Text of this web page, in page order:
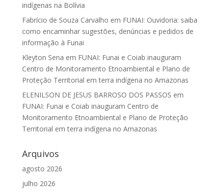
indígenas na Bolívia
Fabrício de Souza Carvalho em FUNAI: Ouvidoria: saiba
como encaminhar sugestões, denúncias e pedidos de
informação à Funai
Kleyton Sena em FUNAI: Funai e Coiab inauguram
Centro de Monitoramento Etnoambiental e Plano de
Proteção Territorial em terra indígena no Amazonas
ELENILSON DE JESUS BARROSO DOS PASSOS em
FUNAI: Funai e Coiab inauguram Centro de
Monitoramento Etnoambiental e Plano de Proteção
Territorial em terra indígena no Amazonas
Arquivos
agosto 2026
julho 2026